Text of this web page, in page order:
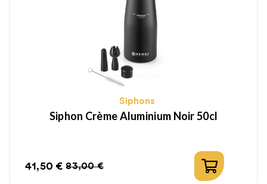
Siphons
Siphon Crème Aluminium Noir 50cl
Prix
41,50 €
Prix
83,00 €